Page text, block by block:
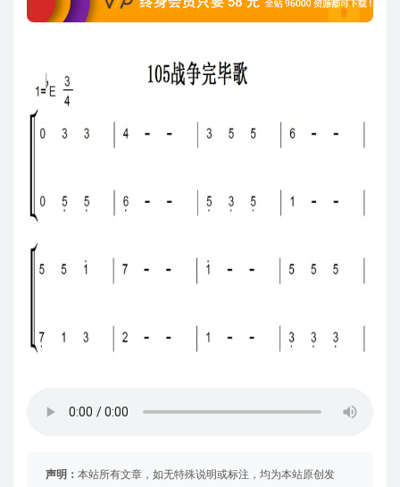
声明： 本站所有文章，如无特殊说明或标注，均为本站原创发